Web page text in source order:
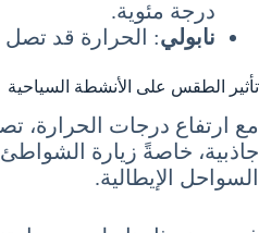
درجة مئوية.
نابولي: الحرارة قد تصل إلى 36 درجة
تأثير الطقس على الأنشطة السياحية
مع ارتفاع درجات الحرارة،
جاذبية، خاصةً زيارة
السواحل الإيطالية.